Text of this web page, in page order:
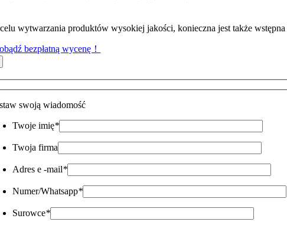
wytwarzania produktów wysokiej jakości, konieczna jest także
bezpłatną wycenę！
swoją wiadomość
Twoje imię*
Twoja firma
Adres e -mail*
Numer/Whatsapp*
Surowce*